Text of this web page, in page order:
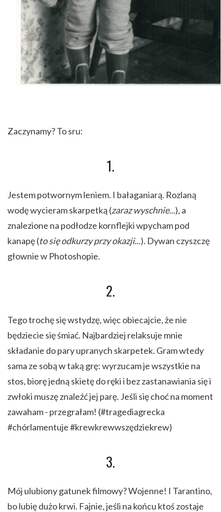
Zaczynamy? To sru:
1.
Jestem potwornym leniem. I bałaganiarą. Rozlaną
wodę wycieram skarpetką (zaraz wyschnie...), a
znalezione na podłodze kornflejki wpycham pod
kanapę (to się odkurzy przy okazji...). Dywan czyszczę
głownie w Photoshopie.
2.
Tego trochę się wstydzę, więc obiecajcie, że nie
będziecie się śmiać. Najbardziej relaksuje mnie
składanie do pary upranych skarpetek. Gram wtedy
sama ze sobą w taką grę: wyrzucam je wszystkie na
stos, biorę jedną skietę do ręki i bez zastanawiania się i
zwłoki muszę znaleźć jej parę. Jeśli się choć na moment
zawaham - przegrałam! (#tragediagrecka
#chórlamentuje #krewkrewwszędziekrew)
3.
Mój ulubiony gatunek filmowy? Wojenne! I Tarantino,
bo lubię dużo krwi. Fajnie, jeśli na końcu ktoś zostaje